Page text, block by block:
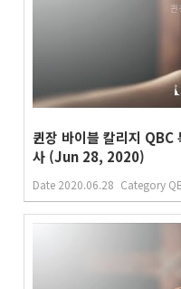
퀸장 바이블 칼리지
사 (Jun 28, 2020)
Date 2020.06.28 Category